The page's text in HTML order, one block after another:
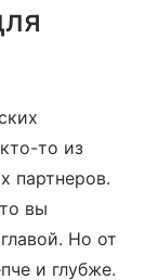
то из
партнеров.
вы
Но от
и глубже.